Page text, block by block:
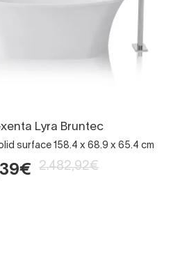
Lyra Bruntec
surface 158.4 x 68.9 x 65.4 cm
2.482,92€